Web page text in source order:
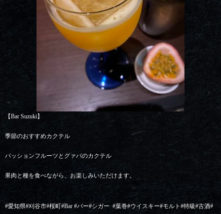
【Bar Suzuki】
季節のおすすめカクテル
パッションフルーツとグァバのカクテル
果肉と種を食べながら、お楽しみいただけます。
#愛知県#刈谷市#桜町#Bar #バー#シガー #葉巻#ウイスキー#モルト#特級#古酒#